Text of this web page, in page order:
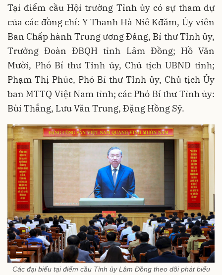
Tại điểm cầu Hội trường Tỉnh ủy có sự tham dự
của các đồng chí: Y Thanh Hà Niê Kđăm, Ủy viên
Ban Chấp hành Trung ương Đảng, Bí thư Tỉnh ủy,
Trưởng Đoàn ĐBQH tỉnh Lâm Đồng; Hồ Văn
Mười, Phó Bí thư Tỉnh ủy, Chủ tịch UBND tỉnh;
Phạm Thị Phúc, Phó Bí thư Tỉnh ủy, Chủ tịch Ủy
ban MTTQ Việt Nam tỉnh; các Phó Bí thư Tỉnh ủy:
Bùi Thắng, Lưu Văn Trung, Đặng Hồng Sỹ.
Các đại biểu tại điểm cầu Tỉnh ủy Lâm Đồng theo dõi phát biểu